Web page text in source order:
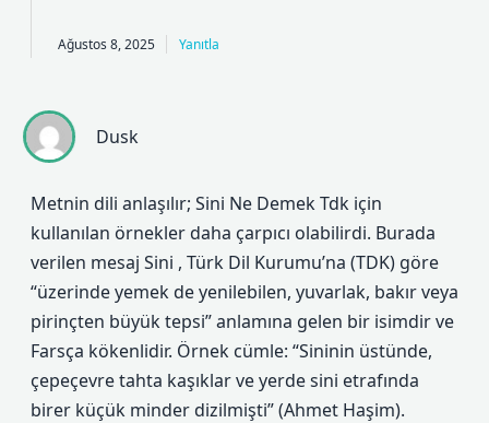
Ağustos 8, 2025 Yanıtla
Dusk
Metnin dili anlaşılır; Sini Ne Demek Tdk için
kullanılan örnekler daha çarpıcı olabilirdi. Burada
verilen mesaj Sini , Türk Dil Kurumu’na (TDK) göre
“üzerinde yemek de yenilebilen, yuvarlak, bakır veya
pirinçten büyük tepsi” anlamına gelen bir isimdir ve
Farsça kökenlidir. Örnek cümle: “Sininin üstünde,
çepeçevre tahta kaşıklar ve yerde sini etrafında
birer küçük minder dizilmişti” (Ahmet Haşim).